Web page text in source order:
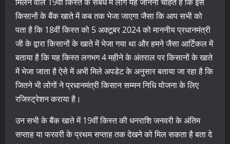
मिलने वाले 19वीं किस्त के संबंध में लोग यह जानना चाहते हैं कि इसे
किसानों के बैंक खाते में कब तक भेजा जाएगा जैसा कि आप सभी को
पता है कि 18वीं किस्त को 5 अक्टूबर 2024 को माननीय प्रधानमंत्री
जी के द्वारा किसानों के खाते में भेजा गया था और हमने जैसा आर्टिकल में
बताया है कि यह किस्त लगभग 4 महीने के अंतराल पर किसानों के खाते
में भेजा जाता है ऐसे में अभी मिले अपडेट के अनुसार बताया जा रहा है कि
जितने भी लोगों ने प्रधानमंत्री किसान सम्मन निधि योजना के लिए
रजिस्ट्रेशन कराया है।
उन सभी के बैंक खाते में 19वीं किस्त की धनराशि जनवरी के अंतिम
सप्ताह या फरवरी के प्रथम सप्ताह तक देखने को मिल सकता है बता दे